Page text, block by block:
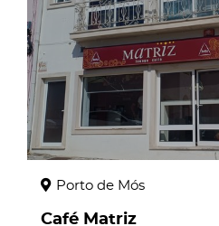
Porto de Mós
Café Matriz